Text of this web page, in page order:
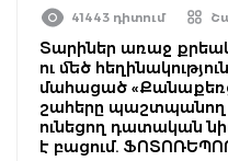
41443 դիտում
Տարիներ առաջ
ու մեծ
մահացած
շահերը
ունեցող դատական
է բացում.